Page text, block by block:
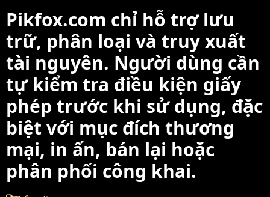
Pikfox.com chỉ hỗ trợ lưu
trữ, phân loại và truy xuất
tài nguyên. Người dùng cần
tự kiểm tra điều kiện giấy
phép trước khi sử dụng, đặc
biệt với mục đích thương
mại, in ấn, bán lại hoặc
phân phối công khai.